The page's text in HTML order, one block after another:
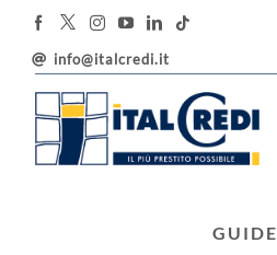
contenutoinfo@italcredi.it
PRODOTTI
GUIDE